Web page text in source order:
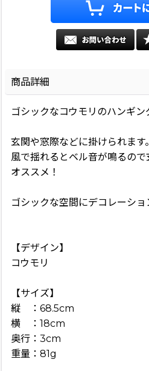
商品詳細
ゴシックなコウモリのハンギ
玄関や窓際などに掛けられます
風で揺れるとベル音が鳴るの
オススメ！
ゴシックな空間にデコレーシ
【デザイン】
コウモリ
【サイズ】
縦 ：68.5cm
横 ：18cm
奥行：3cm
重量：81g